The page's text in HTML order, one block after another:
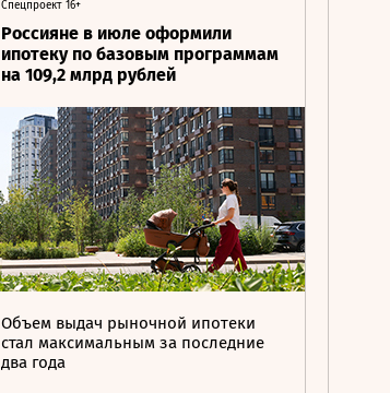
Спецпроект 16+
Россияне в июле оформили
ипотеку по базовым программам
на 109,2 млрд рублей
Объем выдач рыночной ипотеки
стал максимальным за последние
два года